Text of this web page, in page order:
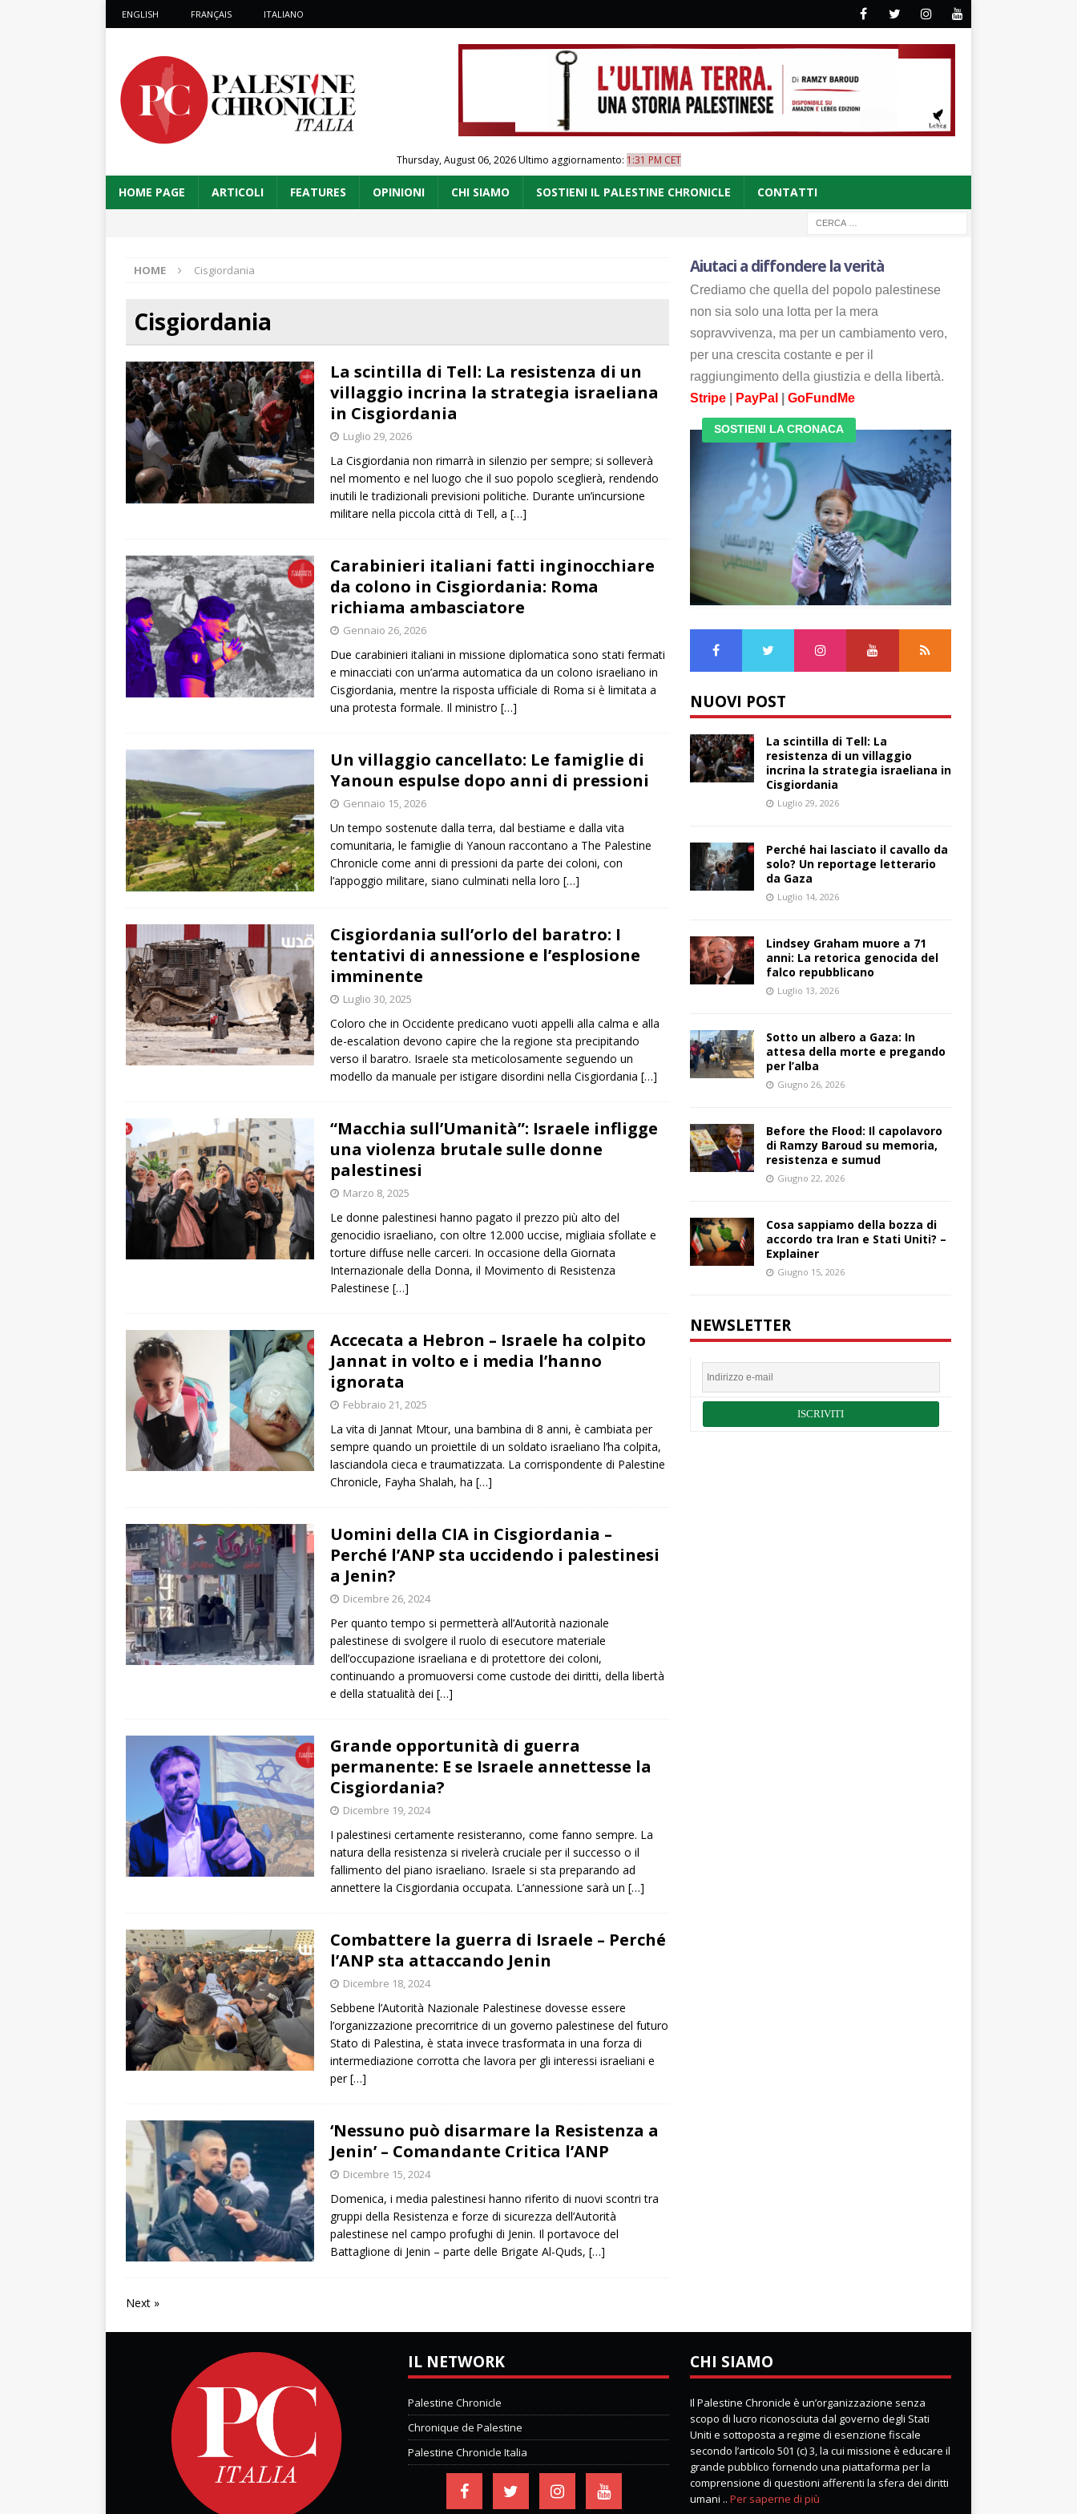
ENGLISH FRANÇAIS ITALIANO
Thursday, August 06, 2026Ultimo aggiornamento: 1:31 PM CET
HOME PAGE ARTICOLI FEATURES OPINIONI CHI SIAMO SOSTIENI IL PALESTINE CHRONICLE CONTATTI
HOME Cisgiordania
Cisgiordania
La scintilla di Tell: La resistenza di un
villaggio incrina la strategia israeliana
in Cisgiordania
Luglio 29, 2026
La Cisgiordania non rimarrà in silenzio per sempre; si solleverà
nel momento e nel luogo che il suo popolo sceglierà, rendendo
inutili le tradizionali previsioni politiche. Durante un’incursione
militare nella piccola città di Tell, a […]
Carabinieri italiani fatti inginocchiare
da colono in Cisgiordania: Roma
richiama ambasciatore
Gennaio 26, 2026
Due carabinieri italiani in missione diplomatica sono stati fermati
e minacciati con un’arma automatica da un colono israeliano in
Cisgiordania, mentre la risposta ufficiale di Roma si è limitata a
una protesta formale. Il ministro […]
Un villaggio cancellato: Le famiglie di
Yanoun espulse dopo anni di pressioni
Gennaio 15, 2026
Un tempo sostenute dalla terra, dal bestiame e dalla vita
comunitaria, le famiglie di Yanoun raccontano a The Palestine
Chronicle come anni di pressioni da parte dei coloni, con
l’appoggio militare, siano culminati nella loro […]
Cisgiordania sull’orlo del baratro: I
tentativi di annessione e l’esplosione
imminente
Luglio 30, 2025
Coloro che in Occidente predicano vuoti appelli alla calma e alla
de-escalation devono capire che la regione sta precipitando
verso il baratro. Israele sta meticolosamente seguendo un
modello da manuale per istigare disordini nella Cisgiordania […]
“Macchia sull’Umanità”: Israele infligge
una violenza brutale sulle donne
palestinesi
Marzo 8, 2025
Le donne palestinesi hanno pagato il prezzo più alto del
genocidio israeliano, con oltre 12.000 uccise, migliaia sfollate e
torture diffuse nelle carceri. In occasione della Giornata
Internazionale della Donna, il Movimento di Resistenza
Palestinese […]
Accecata a Hebron – Israele ha colpito
Jannat in volto e i media l’hanno
ignorata
Febbraio 21, 2025
La vita di Jannat Mtour, una bambina di 8 anni, è cambiata per
sempre quando un proiettile di un soldato israeliano l’ha colpita,
lasciandola cieca e traumatizzata. La corrispondente di Palestine
Chronicle, Fayha Shalah, ha […]
Uomini della CIA in Cisgiordania –
Perché l’ANP sta uccidendo i palestinesi
a Jenin?
Dicembre 26, 2024
Per quanto tempo si permetterà all’Autorità nazionale
palestinese di svolgere il ruolo di esecutore materiale
dell’occupazione israeliana e di protettore dei coloni,
continuando a promuoversi come custode dei diritti, della libertà
e della statualità dei […]
Grande opportunità di guerra
permanente: E se Israele annettesse la
Cisgiordania?
Dicembre 19, 2024
I palestinesi certamente resisteranno, come fanno sempre. La
natura della resistenza si rivelerà cruciale per il successo o il
fallimento del piano israeliano. Israele si sta preparando ad
annettere la Cisgiordania occupata. L’annessione sarà un […]
Combattere la guerra di Israele – Perché
l’ANP sta attaccando Jenin
Dicembre 18, 2024
Sebbene l’Autorità Nazionale Palestinese dovesse essere
l’organizzazione precorritrice di un governo palestinese del futuro
Stato di Palestina, è stata invece trasformata in una forza di
intermediazione corrotta che lavora per gli interessi israeliani e
per[…]
‘Nessuno può disarmare la Resistenza a
Jenin’ – Comandante Critica l’ANP
Dicembre 15, 2024
Domenica, i media palestinesi hanno riferito di nuovi scontri tra
gruppi della Resistenza e forze di sicurezza dell’Autorità
palestinese nel campo profughi di Jenin. Il portavoce del
Battaglione di Jenin – parte delle Brigate Al-Quds, […]
Next »
Aiutaci a diffondere la verità
Crediamo che quella del popolo palestinese
non sia solo una lotta per la mera
sopravvivenza, ma per un cambiamento vero,
per una crescita costante e per il
raggiungimento della giustizia e della libertà.
Stripe| PayPal GoFundMe
SOSTIENI LA CRONACA
NUOVI POST
La scintilla di Tell: La
resistenza di un villaggio
incrina la strategia israeliana in
Cisgiordania
Luglio 29, 2026
Perché hai lasciato il cavallo da
solo? Un reportage letterario
da Gaza
Luglio 14, 2026
Lindsey Graham muore a 71
anni: La retorica genocida del
falco repubblicano
Luglio 13, 2026
Sotto un albero a Gaza: In
attesa della morte e pregando
per l’alba
Giugno 26, 2026
Before the Flood: Il capolavoro
di Ramzy Baroud su memoria,
resistenza e sumud
Giugno 22, 2026
Cosa sappiamo della bozza di
accordo tra Iran e Stati Uniti? –
Explainer
Giugno 15, 2026
NEWSLETTER
IL NETWORK
Palestine Chronicle
Chronique de Palestine
Palestine Chronicle Italia
CHI SIAMO
Il Palestine Chronicle è un’organizzazione senza
scopo di lucro riconosciuta dal governo degli Stati
Uniti e sottoposta a regime di esenzione fiscale
secondo l’articolo 501 (c) 3, la cui missione è educare il
grande pubblico fornendo una piattaforma per la
comprensione di questioni afferenti la sfera dei diritti
umani .. Per saperne di più